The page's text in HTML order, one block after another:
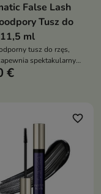
False Lash
Tusz do
ml
tusz do rzęs,
spektakularny
rzęs. Wydłuża,
€
favorite_border